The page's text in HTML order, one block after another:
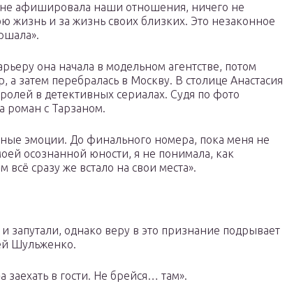
афишировала наши отношения, ничего не
жизнь и за жизнь своих близких. Это незаконное
она начала в модельном агентстве, потом
а затем перебралась в Москву. В столице Анастасия
в детективных сериалах. Судя по фото
роман с Тарзаном.
эмоции. До финального номера, пока меня не
осознанной юности, я не понимала, как
сразу же встало на свои места».
запутали, однако веру в это признание подрывает
Шульженко.
заехать в гости. Не брейся… там».